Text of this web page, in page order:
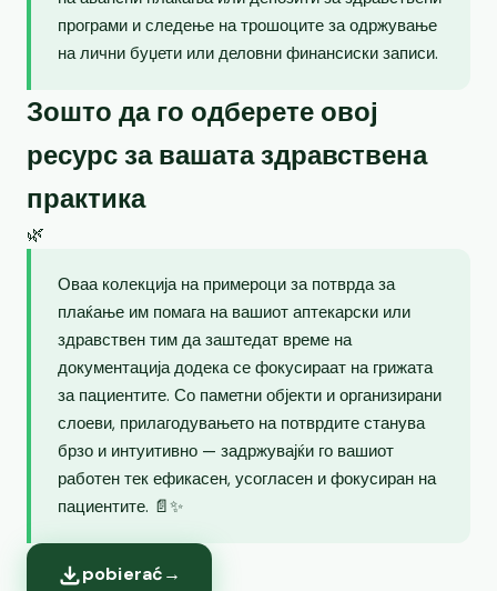
програми и следење на трошоците за одржување
на лични буџети или деловни финансиски записи.
Зошто да го одберете овој
ресурс за вашата здравствена
практика
🌿
Оваа колекција на примероци за потврда за
плаќање им помага на вашиот аптекарски или
здравствен тим да заштедат време на
документација додека се фокусираат на грижата
за пациентите. Со паметни објекти и организирани
слоеви, прилагодувањето на потврдите станува
брзо и интуитивно — задржувајќи го вашиот
работен тек ефикасен, усогласен и фокусиран на
пациентите. 📄✨
pobierać→